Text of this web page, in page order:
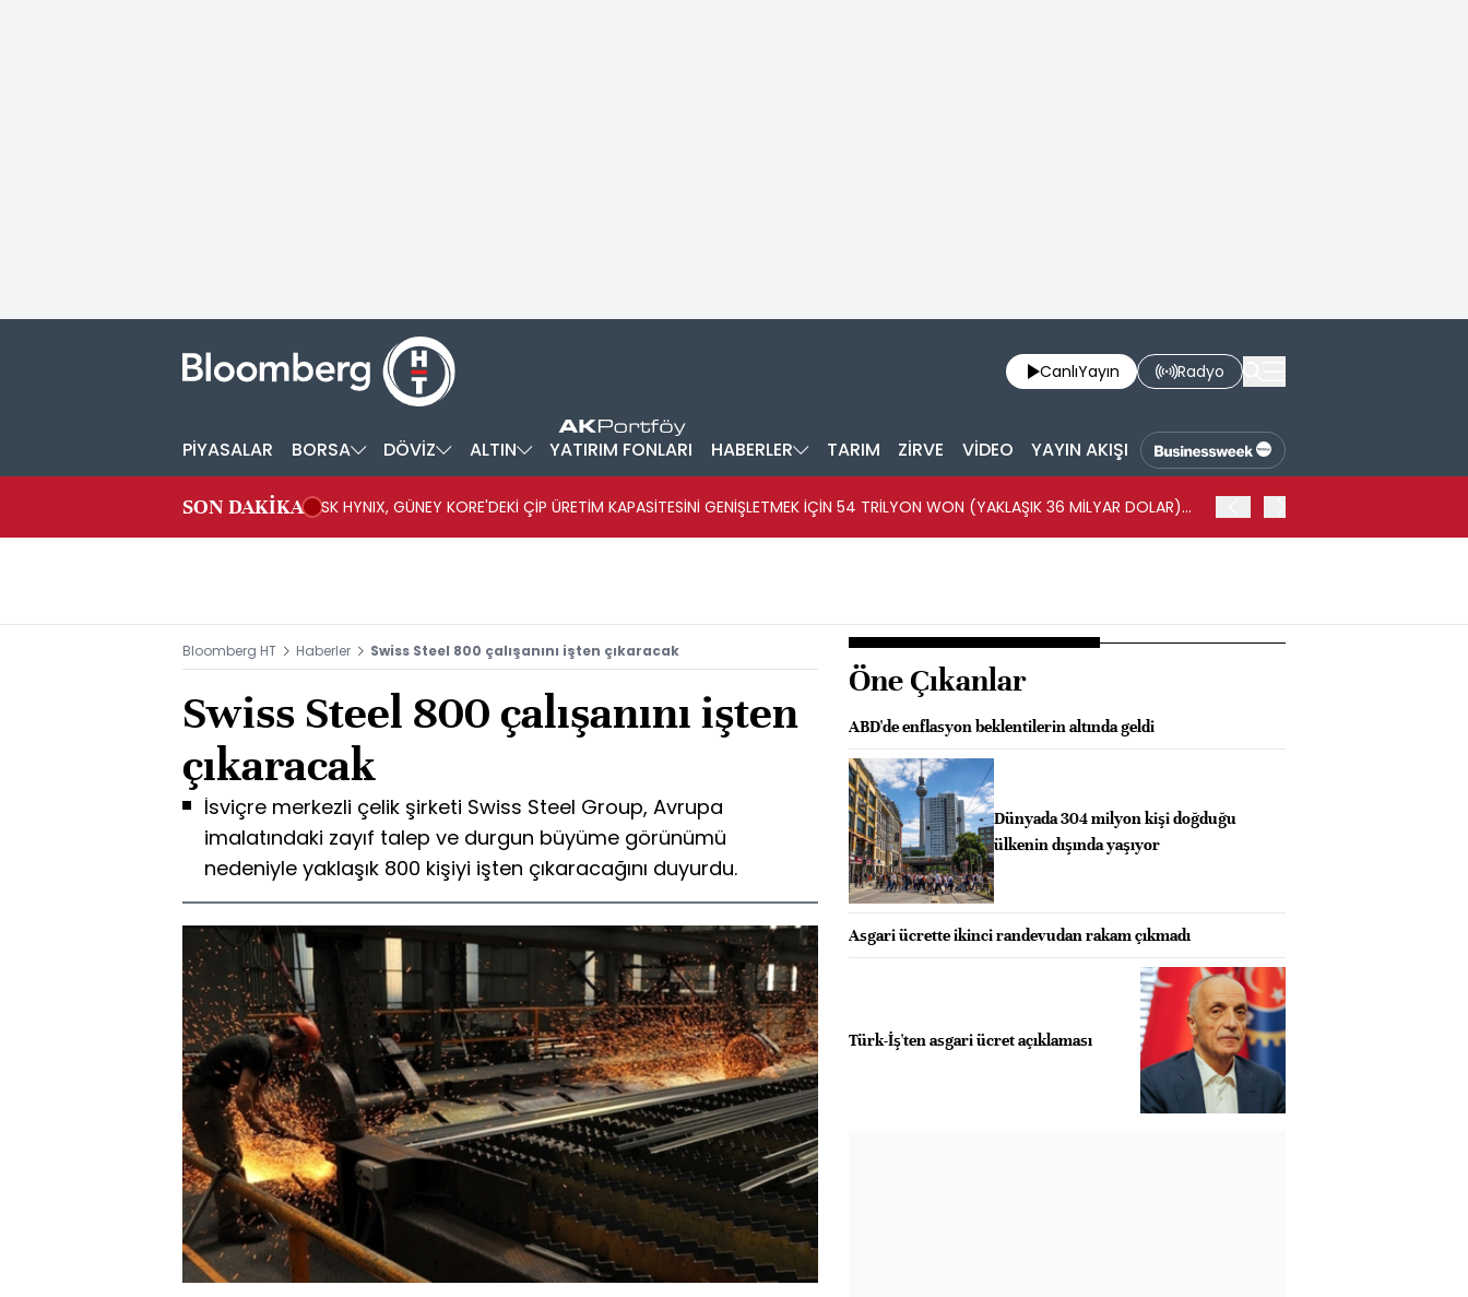
CanlıYayın Radyo
PİYASALAR BORSA DÖVİZ ALTIN YATIRIM FONLARI HABERLER TARIM ZİRVE VİDEO YAYIN AKIŞI
SON DAKİKA
SK HYNIX, GÜNEY KORE'DEKİ ÇİP ÜRETİM KAPASİTESİNİ GENİŞLETMEK İÇİN 54 TRİLYON WON (YAKLAŞIK 36 MİLYAR DOLAR)
Bloomberg HT Haberler Swiss Steel 800 çalışanını işten çıkaracak
Swiss Steel 800 çalışanını işten
çıkaracak
İsviçre merkezli çelik şirketi Swiss Steel Group, Avrupa
imalatındaki zayıf talep ve durgun büyüme görünümü
nedeniyle yaklaşık 800 kişiyi işten çıkaracağını duyurdu.
Öne Çıkanlar
ABD'de enflasyon beklentilerin altında geldi
Dünyada 304 milyon kişi doğduğu
ülkenin dışında yaşıyor
Asgari ücrette ikinci randevudan rakam çıkmadı
Türk-İş'ten asgari ücret açıklaması